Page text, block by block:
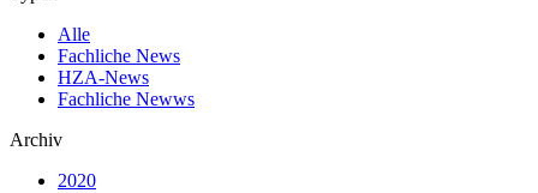
Alle
Fachliche News
HZA-News
Fachliche Newws
Archiv
2020